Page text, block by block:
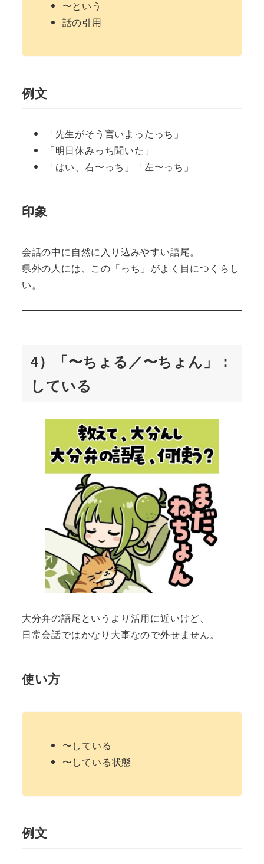
〜という
話の引用
例文
「先生がそう言いよったっち」
「明日休みっち聞いた」
「はい、右〜っち」「左〜っち」
印象
会話の中に自然に入り込みやすい語尾。
県外の人には、この「っち」がよく目につくらし
い。
4）「〜ちょる／〜ちょん」：
している
大分弁の語尾というより活用に近いけど、
日常会話ではかなり大事なので外せません。
使い方
〜している
〜している状態
例文